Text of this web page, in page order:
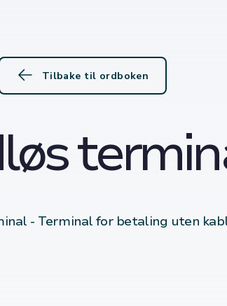
Tilbake til ordboken
- Terminal for betaling uten